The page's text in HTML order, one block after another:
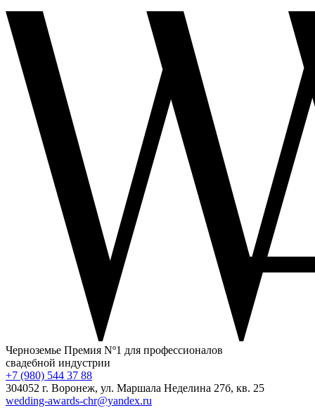
Черноземье Премия Nº1 для профессионалов
свадебной индустрии
+7 (980) 544 37 88
304052 г. Воронеж, ул. Маршала Неделина 27б, кв. 25
wedding-awards-chr@yandex.ru